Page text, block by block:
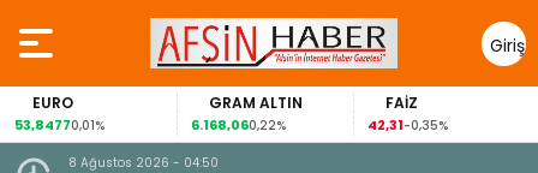
Giriş
Yap
EURO
53,84770,01%
GRAM ALTIN
6.168,060,22%
FAİZ
42,31-0,35%
8 Ağustos 2026 - 04:50